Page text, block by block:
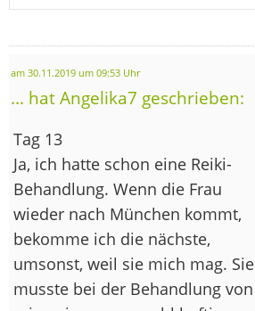
am 30.11.2019 um 09:53 Uhr
... hat Angelika7 geschrieben:
Tag 13
Ja, ich hatte schon eine Reiki-
Behandlung. Wenn die Frau
wieder nach München kommt,
bekomme ich die nächste,
umsonst, weil sie mich mag. Sie
musste bei der Behandlung von